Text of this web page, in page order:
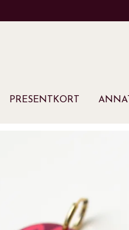
PRESENTKORT ANNAT